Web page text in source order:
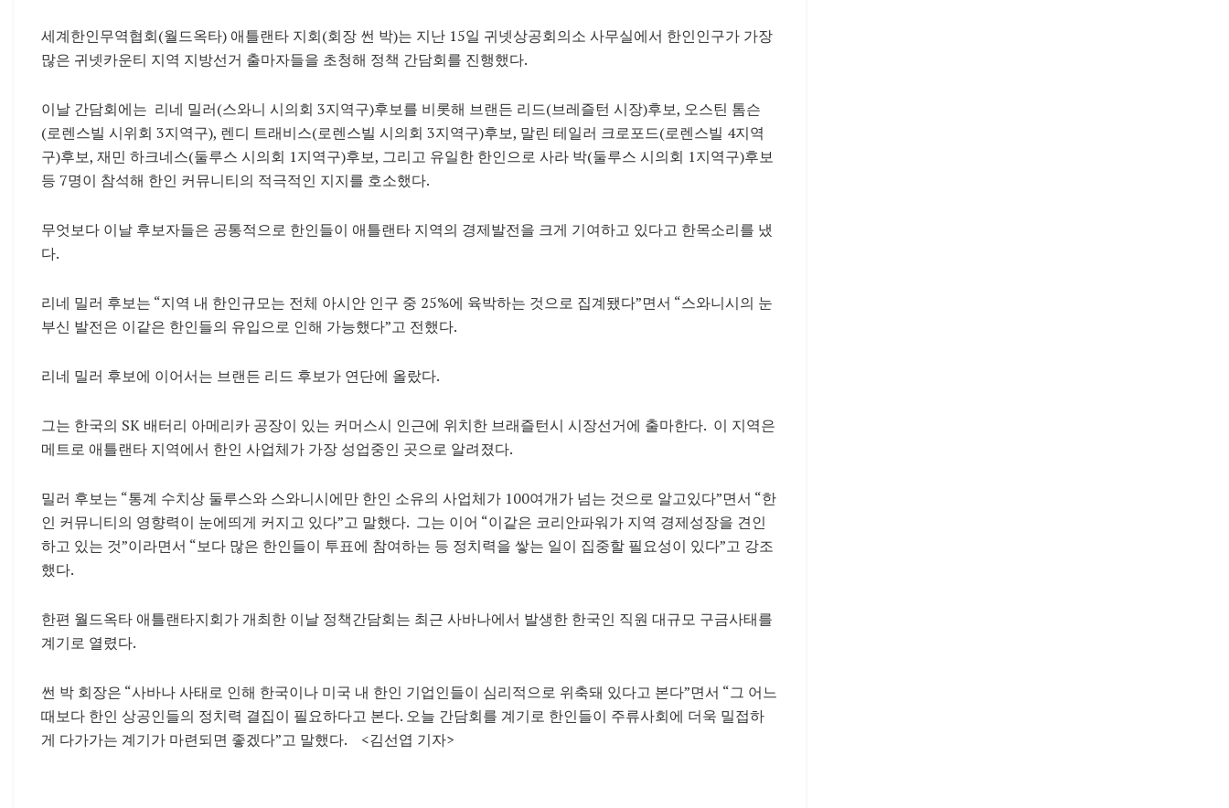
세계한인무역협회(월드옥타) 애틀랜타 지회(회장 썬 박)는 지난 15일 귀넷상공회의소 사무실에서 한인인구가 가장
많은 귀넷카운티 지역 지방선거 출마자들을 초청해 정책 간담회를 진행했다.
이날 간담회에는 리네 밀러(스와니 시의회 3지역구)후보를 비롯해 브랜든 리드(브레즐턴 시장)후보, 오스틴 톰슨
(로렌스빌 시위회 3지역구), 렌디 트래비스(로렌스빌 시의회 3지역구)후보, 말린 테일러 크로포드(로렌스빌 4지역
구)후보, 재민 하크네스(둘루스 시의회 1지역구)후보, 그리고 유일한 한인으로 사라 박(둘루스 시의회 1지역구)후보
등 7명이 참석해 한인 커뮤니티의 적극적인 지지를 호소했다.
무엇보다 이날 후보자들은 공통적으로 한인들이 애틀랜타 지역의 경제발전을 크게 기여하고 있다고 한목소리를 냈
다.
리네 밀러 후보는 “지역 내 한인규모는 전체 아시안 인구 중 25%에 육박하는 것으로 집계됐다”면서 “스와니시의 눈
부신 발전은 이같은 한인들의 유입으로 인해 가능했다”고 전했다.
리네 밀러 후보에 이어서는 브랜든 리드 후보가 연단에 올랐다.
그는 한국의 SK 배터리 아메리카 공장이 있는 커머스시 인근에 위치한 브래즐턴시 시장선거에 출마한다. 이 지역은
메트로 애틀랜타 지역에서 한인 사업체가 가장 성업중인 곳으로 알려졌다.
밀러 후보는 “통계 수치상 둘루스와 스와니시에만 한인 소유의 사업체가 100여개가 넘는 것으로 알고있다”면서 “한
인 커뮤니티의 영향력이 눈에띄게 커지고 있다”고 말했다. 그는 이어 “이같은 코리안파워가 지역 경제성장을 견인
하고 있는 것”이라면서 “보다 많은 한인들이 투표에 참여하는 등 정치력을 쌓는 일이 집중할 필요성이 있다”고 강조
했다.
한편 월드옥타 애틀랜타지회가 개최한 이날 정책간담회는 최근 사바나에서 발생한 한국인 직원 대규모 구금사태를
계기로 열렸다.
썬 박 회장은 “사바나 사태로 인해 한국이나 미국 내 한인 기업인들이 심리적으로 위축돼 있다고 본다”면서 “그 어느
때보다 한인 상공인들의 정치력 결집이 필요하다고 본다. 오늘 간담회를 계기로 한인들이 주류사회에 더욱 밀접하
게 다가가는 계기가 마련되면 좋겠다”고 말했다. <김선엽 기자>